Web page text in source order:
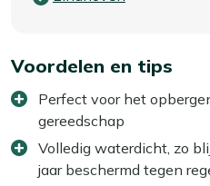
Voordelen en tips
Perfect voor het
gereedschap
Volledig waterdicht, zo
jaar beschermd tegen